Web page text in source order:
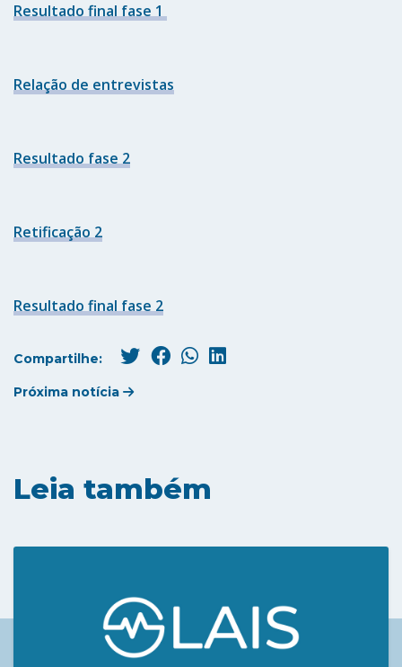
Resultado final fase 1
Relação de entrevistas
Resultado fase 2
Retificação 2
Resultado final fase 2
Compartilhe:
Próxima notícia
Leia também